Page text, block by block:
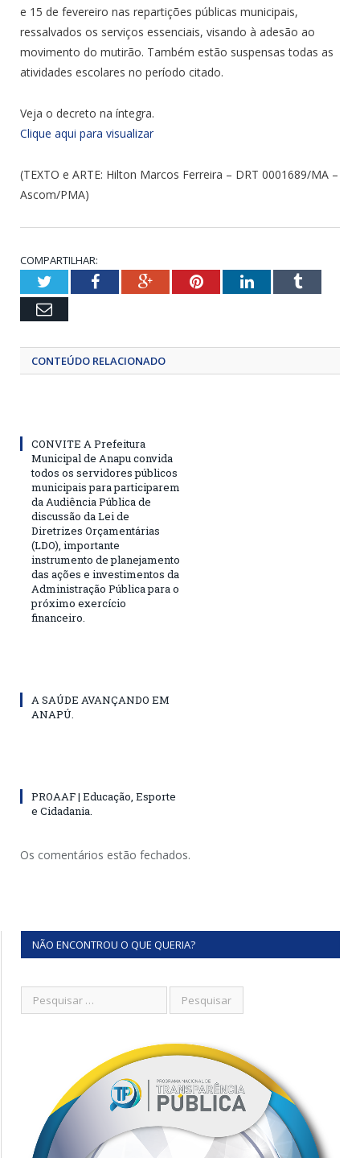
e 15 de fevereiro nas repartições públicas municipais,
ressalvados os serviços essenciais, visando à adesão ao
movimento do mutirão. Também estão suspensas todas as
atividades escolares no período citado.
Veja o decreto na íntegra.
Clique aqui para visualizar
(TEXTO e ARTE: Hilton Marcos Ferreira – DRT 0001689/MA –
Ascom/PMA)
COMPARTILHAR:
TwitterFacebookGoogle+PinterestLinkedInTumblr
Email
CONTEÚDO RELACIONADO
CONVITE A Prefeitura
Municipal de Anapu convida
todos os servidores públicos
municipais para participarem
da Audiência Pública de
discussão da Lei de
Diretrizes Orçamentárias
(LDO), importante
instrumento de planejamento
das ações e investimentos da
Administração Pública para o
próximo exercício
financeiro.
A SAÚDE AVANÇANDO EM
ANAPÚ.
PROAAF | Educação, Esporte
e Cidadania.
Os comentários estão fechados.
NÃO ENCONTROU O QUE QUERIA?